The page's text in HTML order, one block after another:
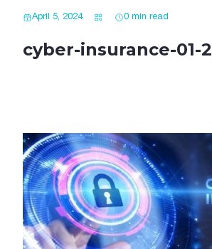
April 5, 2024 0 min read
cyber-insurance-01-2